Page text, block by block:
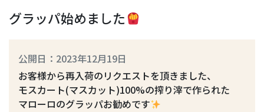
グラッパ始めました
公開日：2023年12月19日
お客様から再入荷のリクエストを頂きました、
モスカート(マスカット)100%の搾り滓で作られた
マローロのグラッパお勧めです